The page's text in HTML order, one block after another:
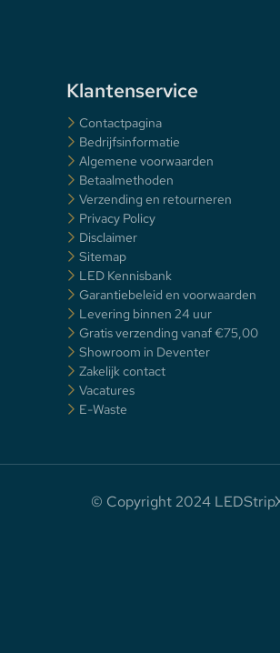
Klantenservice
Contactpagina
Bedrijfsinformatie
Algemene voorwaarden
Betaalmethoden
Verzending en retourneren
Privacy Policy
Disclaimer
Sitemap
LED Kennisbank
Garantiebeleid en voorwaarden
Levering binnen 24 uur
Gratis verzending vanaf €75,00
Showroom in Deventer
Zakelijk contact
Vacatures
E-Waste
© Copyright 2024